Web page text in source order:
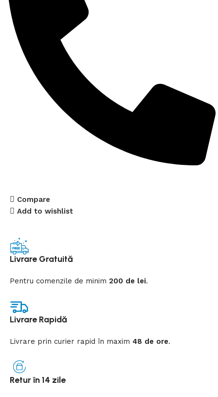
Compare
Add to wishlist
Livrare Gratuită
Pentru comenzile de minim200 de lei.
Livrare Rapidă
Livrare prin curier rapidîn maxim 48 de ore.
Retur în 14 zile